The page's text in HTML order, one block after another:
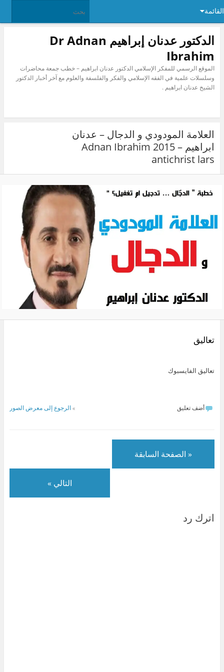
الدكتور عدنان إبراهيم Dr Adnan
Ibrahim
الموقع الرسمي للمفكر الإسلامي الدكتور عدنان ابراهيم – خطب جمعة محاضرات
وسلسلات علمية في الفقه الإسلامي والفكر والفلسفة والعلوم مع آخر أخبار الدكتور
الشيخ عدنان ابراهيم .
العلامة المودودي و الدجال – عدنان
ابراهيم Adnan Ibrahim 2015 –
antichrist lars
تعاليق
تعاليق الفايسبوك
الرجوع إلى معرض الصور أضف تعليق
« الصفحة السابقة
التالي »
اترك رد